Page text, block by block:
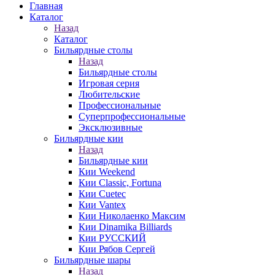
Главная
Каталог
Назад
Каталог
Бильярдные столы
Назад
Бильярдные столы
Игровая серия
Любительские
Профессиональные
Суперпрофессиональные
Эксклюзивные
Бильярдные кии
Назад
Бильярдные кии
Кии Weekend
Кии Classic, Fortuna
Кии Cuetec
Кии Vantex
Кии Николаенко Максим
Кии Dinamika Billiards
Кии РУССКИЙ
Кии Рябов Сергей
Бильярдные шары
Назад